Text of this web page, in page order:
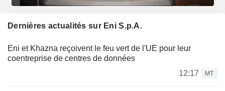
Dernières actualités sur Eni S.p.A.
Eni et Khazna reçoivent le feu vert de l'UE pour leur
coentreprise de centres de données
12:17
MT